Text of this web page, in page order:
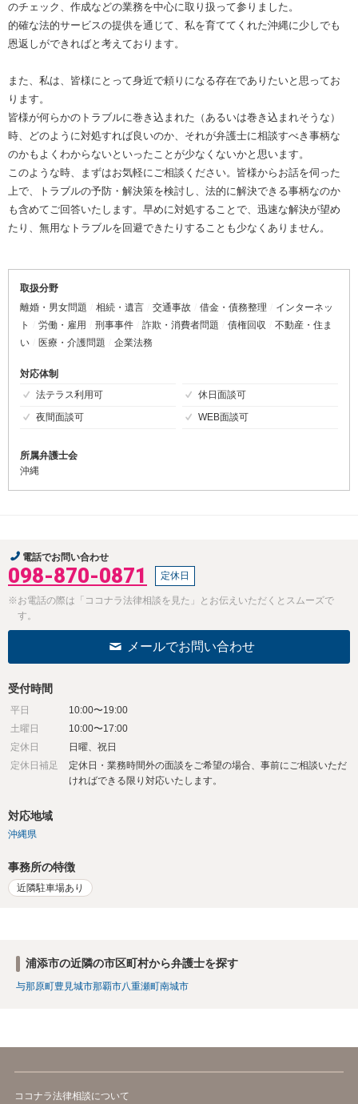
のチェック、作成などの業務を中心に取り扱って参りました。
的確な法的サービスの提供を通じて、私を育ててくれた沖縄に少しでも
恩返しができればと考えております。
また、私は、皆様にとって身近で頼りになる存在でありたいと思ってお
ります。
皆様が何らかのトラブルに巻き込まれた（あるいは巻き込まれそうな）
時、どのように対処すれば良いのか、それが弁護士に相談すべき事柄な
のかもよくわからないといったことが少なくないかと思います。
このような時、まずはお気軽にご相談ください。皆様からお話を伺った
上で、トラブルの予防・解決策を検討し、法的に解決できる事柄なのか
も含めてご回答いたします。早めに対処することで、迅速な解決が望め
たり、無用なトラブルを回避できたりすることも少なくありません。
取扱分野
離婚・男女問題
相続・遺言 交通事故 借金・債務整理
インターネッ
ト
労働・雇用 刑事事件 詐欺・消費者問題 債権回収
不動産・住ま
い
医療・介護問題 企業法務
対応体制
法テラス利用可
休日面談可
夜間面談可
WEB面談可
所属弁護士会
沖縄
電話でお問い合わせ
098-870-0871 定休日
※お電話の際は「ココナラ法律相談を見た」とお伝えいただくとスムーズで
す。
メールでお問い合わせ
受付時間
平日
10:00〜19:00
土曜日
10:00〜17:00
定休日
日曜、祝日
定休日補足
定休日・業務時間外の面談をご希望の場合、事前にご相談いただ
ければできる限り対応いたします。
対応地域
沖縄県
事務所の特徴
近隣駐車場あり
浦添市の近隣の市区町村から弁護士を探す
与那原町豊見城市那覇市八重瀬町南城市
ココナラ法律相談について